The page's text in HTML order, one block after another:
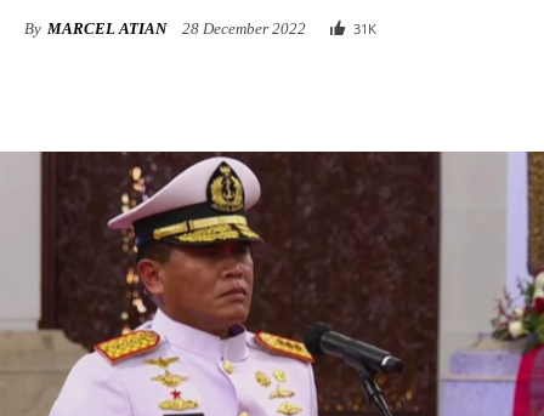
By MARCEL ATIAN 28 December 2022 31 K